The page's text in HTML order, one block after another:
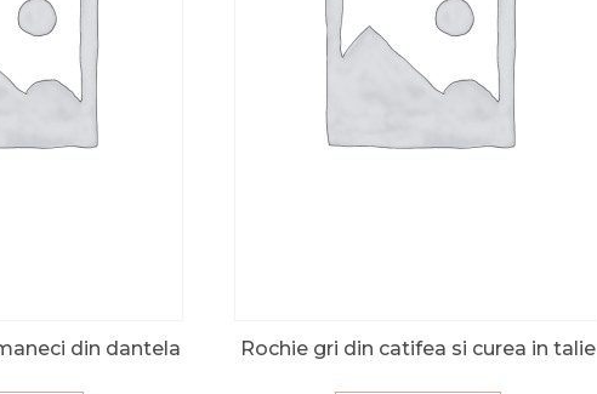
din dantela Rochie gri din catifea si curea in talie